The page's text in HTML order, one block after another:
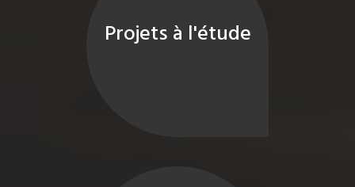
Projets à l'étude